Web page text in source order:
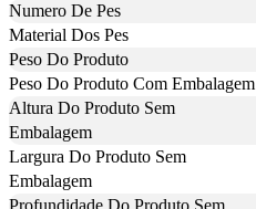
Numero De Pes
Material Dos Pes
Peso Do Produto
Peso Do Produto Com Embalagem
Altura Do Produto Sem
Embalagem
Largura Do Produto Sem
Embalagem